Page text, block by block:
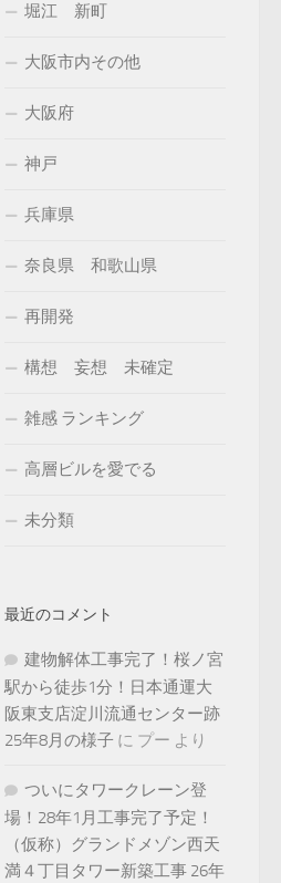
堀江 新町
大阪市内その他
大阪府
神戸
兵庫県
奈良県 和歌山県
再開発
構想 妄想 未確定
雑感 ランキング
高層ビルを愛でる
未分類
最近のコメント
建物解体工事完了！桜ノ宮
駅から徒歩1分！日本通運大
阪東支店淀川流通センター跡
25年8月の様子 に プー より
ついにタワークレーン登
場！28年1月工事完了予定！
（仮称）グランドメゾン西天
満４丁目タワー新築工事 26年